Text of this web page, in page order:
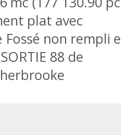
plat avec
non rempli
88 de